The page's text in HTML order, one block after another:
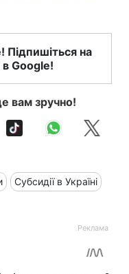
Підпишіться на
в Google!
вам зручно!
Субсидії в Україні